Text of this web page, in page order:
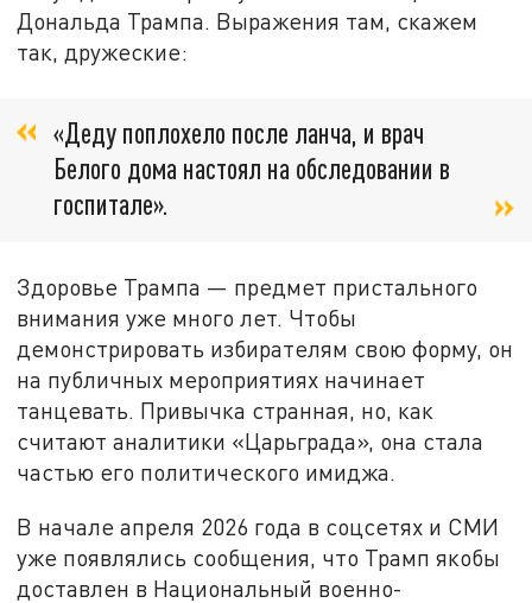
Дональда Трампа. Выражения там, скажем
так, дружеские:
«Деду поплохело после ланча, и врач
Белого дома настоял на обследовании в
госпитале».
Здоровье Трампа — предмет пристального
внимания уже много лет. Чтобы
демонстрировать избирателям свою форму, он
на публичных мероприятиях начинает
танцевать. Привычка странная, но, как
считают аналитики «Царьграда», она стала
частью его политического имиджа.
В начале апреля 2026 года в соцсетях и СМИ
уже появлялись сообщения, что Трамп якобы
доставлен в Национальный военно-